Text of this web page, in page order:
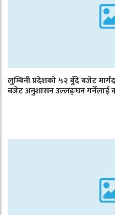
लुम्बिनी प्रदेशको ५२ बुँदे बजेट
बजेट अनुशासन उल्लङ्घन गर्नेलाई